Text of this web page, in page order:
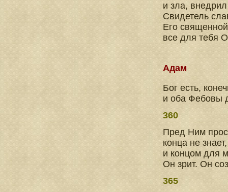
и зла,
Свидетель
Его
все для тебя
Адам
Бог есть,
и оба Фебовы
360
Пред Ним
конца не
и концом для
Он зрит. Он
365